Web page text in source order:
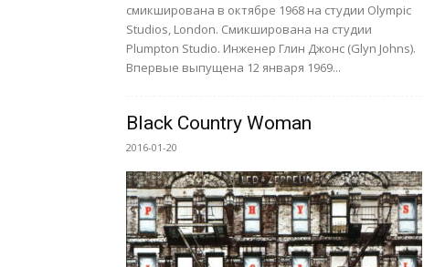
смикширована в октябре 1968 на студии Olympic
Studios, London. Смикширована на студии
Plumpton Studio. Инженер Глин Джонс (Glyn Johns).
Впервые выпущена 12 января 1969...
Black Country Woman
2016-01-20